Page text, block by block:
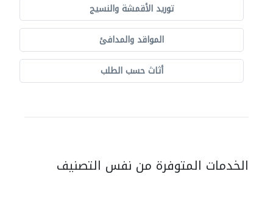
توريد الأقمشة والنسيج
المواقد والمدافئ
أثاث حسب الطلب
الخدمات المتوفرة من نفس التصنيف